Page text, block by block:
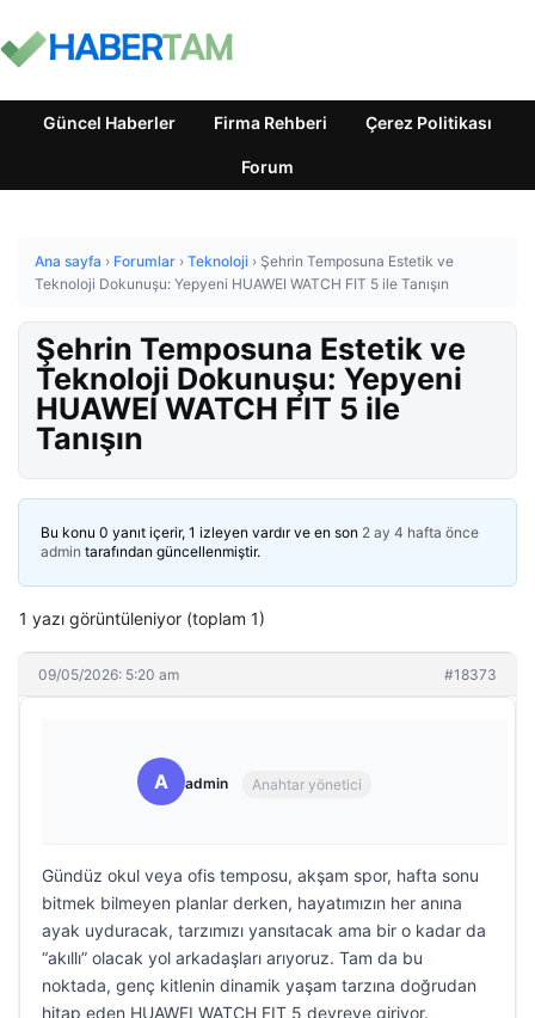
Güncel Haberler Firma Rehberi Çerez Politikası
Forum
Ana sayfa › Forumlar › Teknoloji › Şehrin Temposuna Estetik ve
Teknoloji Dokunuşu: Yepyeni HUAWEI WATCH FIT 5 ile Tanışın
Şehrin Temposuna Estetik ve
Teknoloji Dokunuşu: Yepyeni
HUAWEI WATCH FIT 5 ile
Tanışın
Bu konu 0 yanıt içerir, 1 izleyen vardır ve en son 2 ay 4 hafta önce
admin tarafından güncellenmiştir.
1 yazı görüntüleniyor (toplam 1)
09/05/2026: 5:20 am #18373
A admin Anahtar yönetici
Gündüz okul veya ofis temposu, akşam spor, hafta sonu
bitmek bilmeyen planlar derken, hayatımızın her anına
ayak uyduracak, tarzımızı yansıtacak ama bir o kadar da
“akıllı” olacak yol arkadaşları arıyoruz. Tam da bu
noktada, genç kitlenin dinamik yaşam tarzına doğrudan
hitap eden HUAWEI WATCH FIT 5 devreye giriyor.